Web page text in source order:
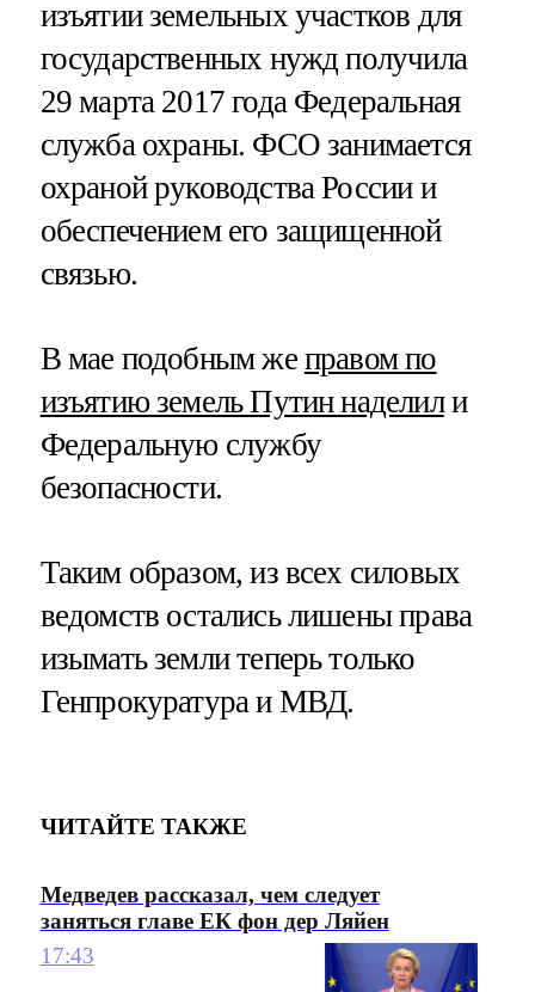
изъятии земельных участков для
государственных нужд получила
29 марта 2017 года Федеральная
служба охраны. ФСО занимается
охраной руководства России и
обеспечением его защищенной
связью.
В мае подобным же правом по
изъятию земель Путин наделили
Федеральную службу
безопасности.
Таким образом, из всех силовых
ведомств остались лишены права
изымать земли теперь только
Генпрокуратура и МВД.
ЧИТАЙТЕ ТАКЖЕ
Медведев рассказал, чем следует
заняться главе ЕК фон дер Ляйен
17:43